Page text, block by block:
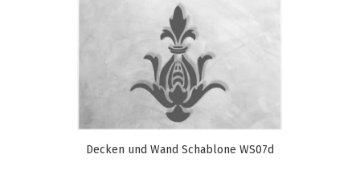
Decken und Wand Schablone WS07d